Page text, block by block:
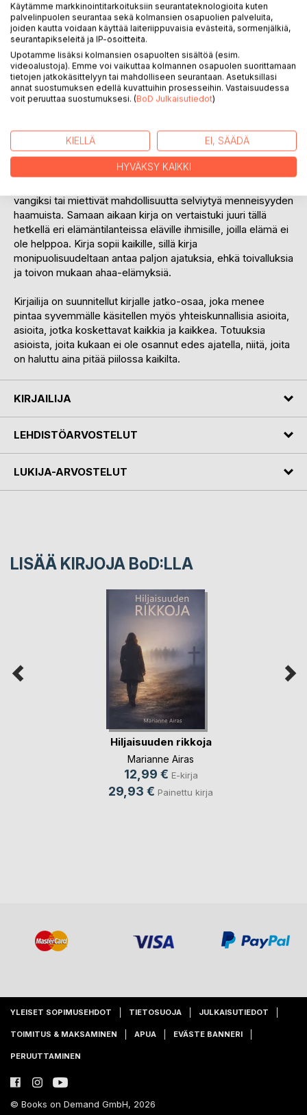
Tämä kirja kertoo kovan elämäntarinan elämästä ennen ja
nyt. Kirjan ensimmäinen osa: yhden suomalaisen naisen
elämäntarina on vain pintaraapaisu ja hiukan pintaa
syvemmälle menevä kertomus kirjailijan eri
elämänvaiheista, koetuista asioista elämässä,
ihmissuhteista, rakkaudesta, uskosta, toivosta,
erilaisuudesta, ajatuksista, oivalluksista, näkemyksistä ja
mielipiteistä.
Kirjailija aloitti kirjan, koska hän halusi auttaa muita vastaavia
vangiksi tai miettivät mahdollisuutta selviytyä menneisyyden
haamuista. Samaan aikaan kirja on vertaistuki juuri tällä
hetkellä eri elämäntilanteissa eläville ihmisille, joilla elämä ei
ole helppoa. Kirja sopii kaikille, sillä kirja
monipuolisuudeltaan antaa paljon ajatuksia, ehkä toivalluksia
ja toivon mukaan ahaa-elämyksiä.
Kirjailija on suunnitellut kirjalle jatko-osaa, joka menee
pintaa syvemmälle käsitellen myös yhteiskunnallisia asioita,
asioita, jotka koskettavat kaikkia ja kaikkea. Totuuksia
asioista, joita kukaan ei ole osannut edes ajatella, niitä, joita
on haluttu aina pitää piilossa kaikilta.
KIRJAILIJA
LEHDISTÖARVOSTELUT
LUKIJA-ARVOSTELUT
LISÄÄ KIRJOJA BoD:LLA
Hiljaisuuden rikkoja
Marianne Airas
12,99 € E-kirja
29,93 € Painettu kirja
YLEISET SOPIMUSEHDOT TIETOSUOJA JULKAISUTIEDOT
TOIMITUS & MAKSAMINEN APUA EVÄSTE BANNERI
PERUUTTAMINEN
© Books on Demand GmbH, 2026
Käytämme markkinointitarkoituksiin seurantateknologioita kuten
palvelinpuolen seurantaa sekä kolmansien osapuolien palveluita,
joiden kautta voidaan käyttää laiteriippuvaisia evästeitä, sormenjälkiä,
seurantapikseleitä ja IP-osoitteita.
Upotamme lisäksi kolmansien osapuolten sisältöä (esim.
videoalustoja). Emme voi vaikuttaa kolmannen osapuolen suorittamaan
tietojen jatkokäsittelyyn tai mahdolliseen seurantaan. Asetuksillasi
annat suostumuksen edellä kuvattuihin prosesseihin. Vastaisuudessa
voit peruuttaa suostumuksesi. (BoD Julkaisutiedot)
KIELLÄ EI, SÄÄDÄ
HYVÄKSY KAIKKI